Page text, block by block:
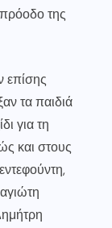
της
επίσης
τα παιδιά
για τη
και στους